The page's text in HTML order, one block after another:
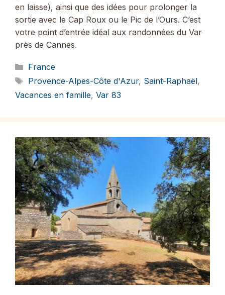
en laisse), ainsi que des idées pour prolonger la
sortie avec le Cap Roux ou le Pic de l’Ours. C’est
votre point d’entrée idéal aux randonnées du Var
près de Cannes.
Catégories
France
Étiquettes
Provence-Alpes-Côte d'Azur, Saint-Raphaël,
Vacances en famille, Var 83